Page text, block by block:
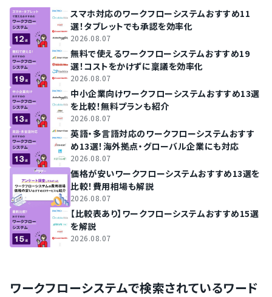
スマホ対応のワークフローシステムおすすめ11
選！タブレットでも承認を効率化
2026.08.07
無料で使えるワークフローシステムおすすめ19
選！コストをかけずに稟議を効率化
2026.08.07
中小企業向けワークフローシステムおすすめ13選
を比較！無料プランも紹介
2026.08.07
英語・多言語対応のワークフローシステムおすす
め13選！海外拠点・グローバル企業にも対応
2026.08.07
価格が安いワークフローシステムおすすめ13選を
比較！費用相場も解説
2026.08.07
【比較表あり】ワークフローシステムおすすめ15選
を解説
2026.08.07
ワークフローシステムで検索されているワード